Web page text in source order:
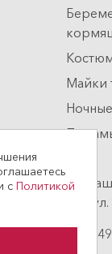
Майки
с Политикой